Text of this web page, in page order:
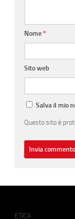
Nome*
Sito web
Salva il mio
Questo sito è
ETICA